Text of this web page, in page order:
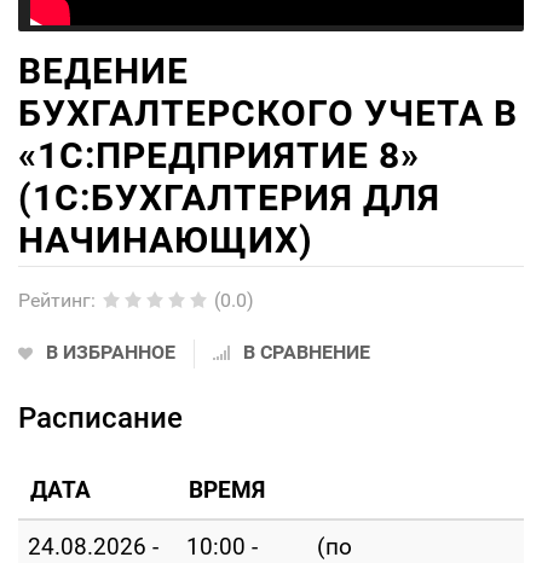
ВЕДЕНИЕ
БУХГАЛТЕРСКОГО УЧЕТА В
«1С:ПРЕДПРИЯТИЕ 8»
(1С:БУХГАЛТЕРИЯ ДЛЯ
НАЧИНАЮЩИХ)
Рейтинг: (0.0)
В ИЗБРАННОЕ В СРАВНЕНИЕ
Расписание
ДАТА ВРЕМЯ
24.08.2026 -
10:00 -
(по